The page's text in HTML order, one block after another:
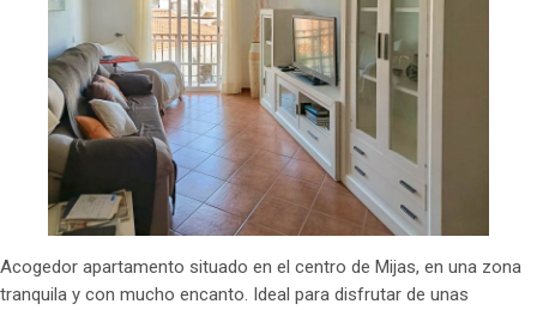
Acogedor apartamento situado en el centro de Mijas, en una zona
tranquila y con mucho encanto. Ideal para disfrutar de unas